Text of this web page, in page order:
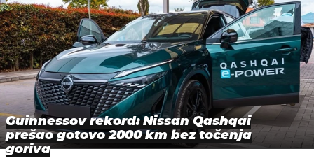
Guinnessov rekord: Nissan Qashqai
prešao gotovo 2000 km bez točenja
goriva